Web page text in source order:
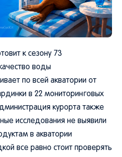
к сезону 73
воды
по всей акватории от
в 22 мониторинговых
курорта также
исследования не выявили
в акватории
все равно стоит проверять